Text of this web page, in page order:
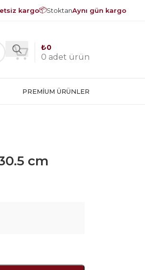
kargo📦StoktanAynı gün kargo
0 adet ürün
₺0
PREMIUM ÜRÜNLER
cm